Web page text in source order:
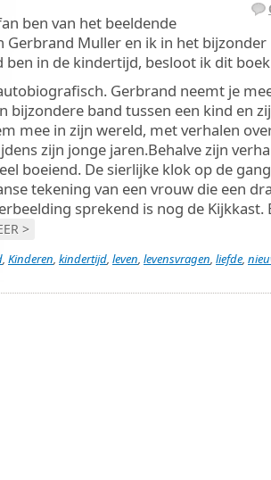
ben van het beeldende
Gerbrand Muller en ik in het bijzonder
ben in de kindertijd, besloot ik dit
Gerbrand neemt je
bijzondere band tussen een kind en
mee in zijn wereld, met verhalen
zijn jonge jaren.Behalve zijn
boeiend. De sierlijke klok op de
tekening van een vrouw die een
sprekend is nog de Kijkkast.
>
Kinderen kindertijd leven levensvragen liefde